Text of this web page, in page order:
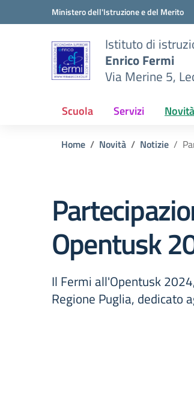
Vai ai contenuti
Vai al menu di navigazioneMinistero dell'Istruzione e del Merito
Istituto di
Enrico Fermi
Via Merine 5,
Scuola Servizi Novità
Home Novità Notizie
Opentusk
Il Fermi all'Opentusk
Regione Puglia, dedicato